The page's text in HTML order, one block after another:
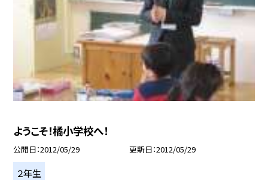
ようこそ！橘小学校へ！
公開日 2012/05/29 更新日 2012/05/29
２年生